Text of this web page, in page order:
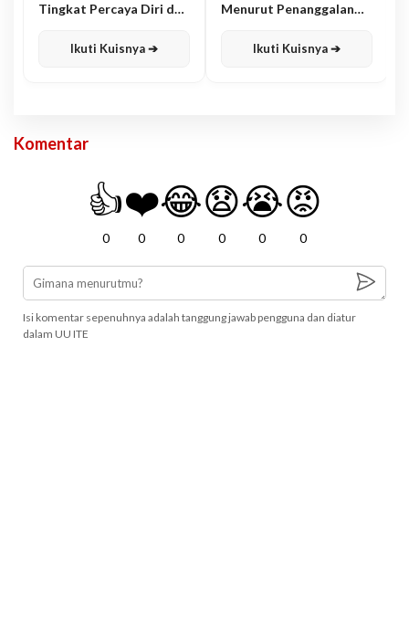
Tingkat Percaya Diri dan
Ikuti Kuisnya ➔
Menurut Penanggalan
Ikuti Kuisnya ➔
Komentar
👍
0
❤️
0
😂
0
😧
0
😭
0
😡
0
Isi komentar sepenuhnya adalah tanggung jawab pengguna dan diatur
dalam UU ITE